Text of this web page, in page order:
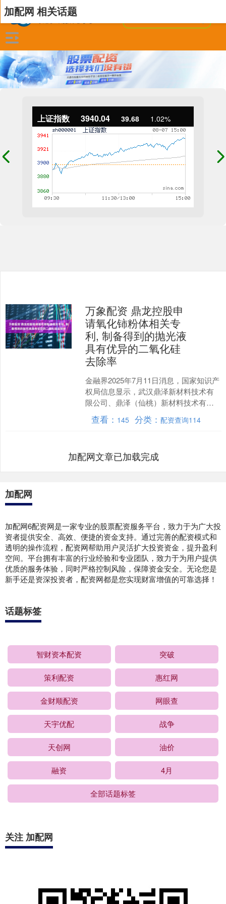
上证指数 3940.04 39.68 1.02%
加配网 相关话题
万象配资 鼎龙控股申
请氧化铈粉体相关专
利, 制备得到的抛光液
具有优异的二氧化硅
去除率
金融界2025年7月11日消息，国家知识产
权局信息显示，武汉鼎泽新材料技术有
限公司、鼎泽（仙桃）新材料技术有限
公司、湖北鼎龙新材料有限公司、湖北
鼎龙控股股份有限....
查看： 145 分类：配资查询114
加配网文章已加载完成
加配网
加配网6配资网是一家专业的股票配资服务平台，致力于为广大投
资者提供安全、高效、便捷的资金支持。通过完善的配资模式和
透明的操作流程，配资网帮助用户灵活扩大投资资金，提升盈利
空间。平台拥有丰富的行业经验和专业团队，致力于为用户提供
优质的服务体验，同时严格控制风险，保障资金安全。无论您是
新手还是资深投资者，配资网都是您实现财富增值的可靠选择！
话题标签
智财资本配资 突破
策利配资 惠红网
金财顺配资 网眼查
天宇优配 战争
天创网 油价
融资 4月
全部话题标签
关注 加配网